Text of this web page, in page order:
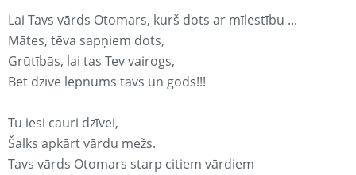
Lai Tavs vārds Otomars, kurš dots ar mīlestību ...
Mātes, tēva sapņiem dots,
Grūtībās, lai tas Tev vairogs,
Bet dzīvē lepnums tavs un gods!!!
Tu iesi cauri dzīvei,
Šalks apkārt vārdu mežs.
Tavs vārds Otomars starp citiem vārdiem